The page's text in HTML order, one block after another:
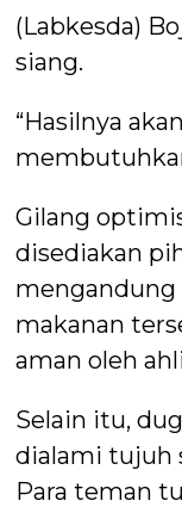
(Labkesda)
siang.
“Hasilnya
Gilang
disediakan
mengandung
makanan
aman oleh
Selain itu,
dialami tujuh
Para teman